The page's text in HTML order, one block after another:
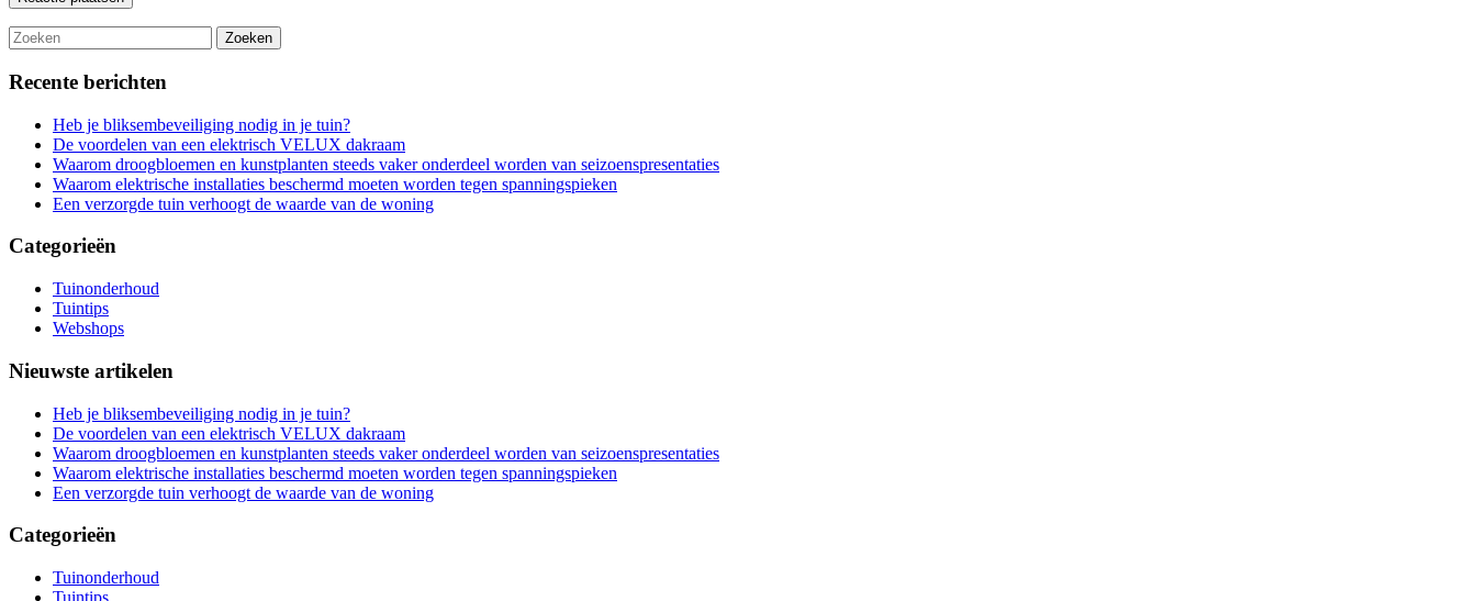
Recente berichten
Heb je bliksembeveiliging nodig in je tuin?
De voordelen van een elektrisch VELUX dakraam
Waarom droogbloemen en kunstplanten steeds vaker onderdeel worden van seizoenspresentaties
Waarom elektrische installaties beschermd moeten worden tegen spanningspieken
Een verzorgde tuin verhoogt de waarde van de woning
Categorieën
Tuinonderhoud
Tuintips
Webshops
Nieuwste artikelen
Heb je bliksembeveiliging nodig in je tuin?
De voordelen van een elektrisch VELUX dakraam
Waarom droogbloemen en kunstplanten steeds vaker onderdeel worden van seizoenspresentaties
Waarom elektrische installaties beschermd moeten worden tegen spanningspieken
Een verzorgde tuin verhoogt de waarde van de woning
Categorieën
Tuinonderhoud
Tuintips